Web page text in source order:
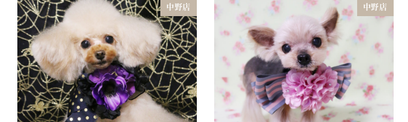
中野店 中野店